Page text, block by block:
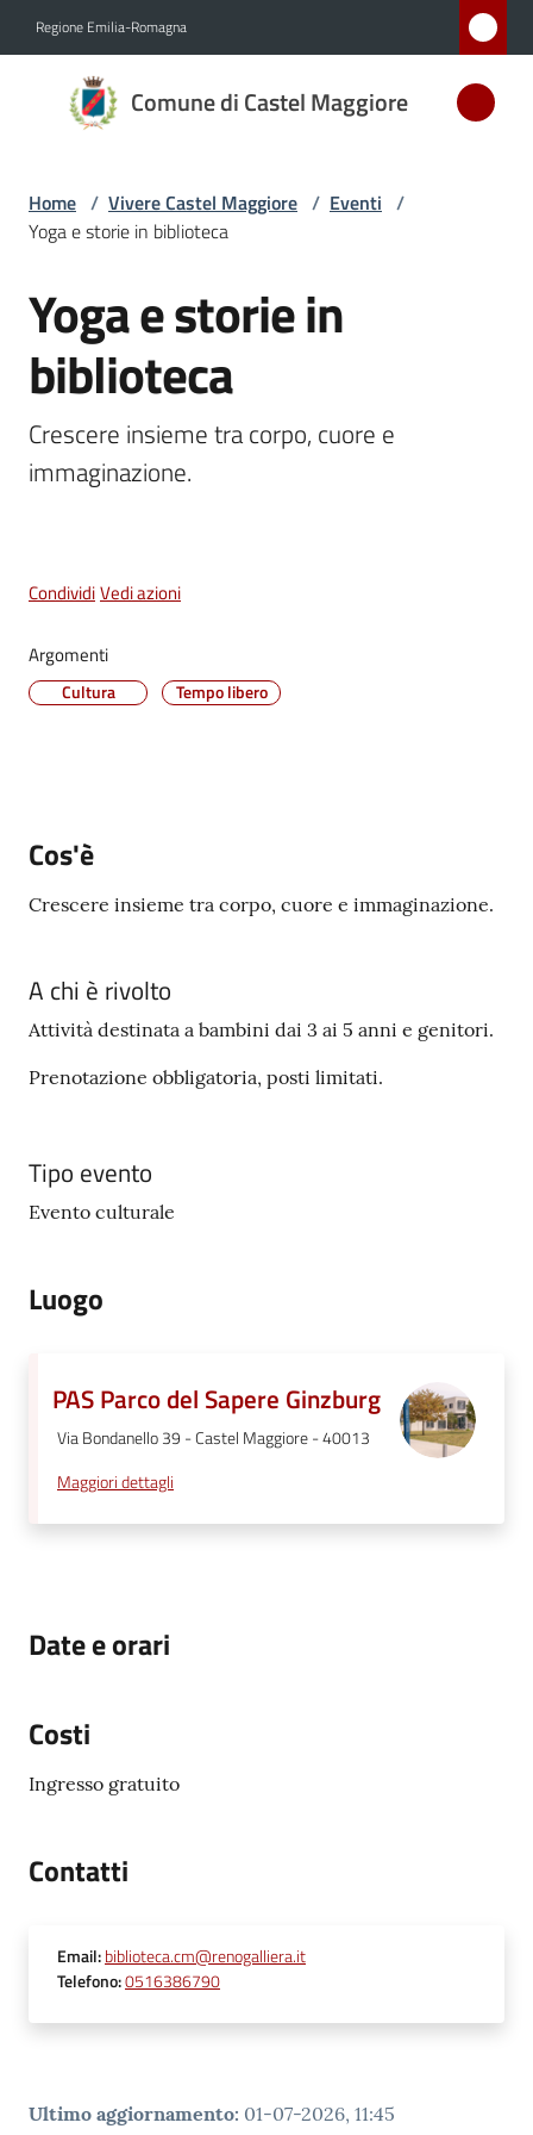
Regione Emilia-Romagna
Comune di Castel Maggiore
Comune
di Castel
D'ARGENTO
AL MERITO
Amministrazione
Novità
Castel
Menu selezionato
Albo
pretorio
gli
argomenti...
Home / Vivere Castel Maggiore / Eventi /
Yoga e storie in biblioteca
Salta al contenuto
Yoga e storie in
biblioteca
Crescere insieme tra corpo, cuore e
immaginazione.
CondividiVedi azioni
Argomenti
Cultura Tempo libero
Cos'è
Crescere insieme tra corpo, cuore e immaginazione.
A chi è rivolto
Attività destinata a bambini dai 3 ai 5 anni e genitori.
Prenotazione obbligatoria, posti limitati.
Tipo evento
Evento culturale
Luogo
PAS Parco del Sapere Ginzburg
Via Bondanello 39 - Castel Maggiore - 40013
Maggiori dettagli
Date e orari
Costi
Ingresso gratuito
Contatti
Email:biblioteca.cm@renogalliera.it
Telefono:0516386790
Ultimo aggiornamento: 01-07-2026, 11:45